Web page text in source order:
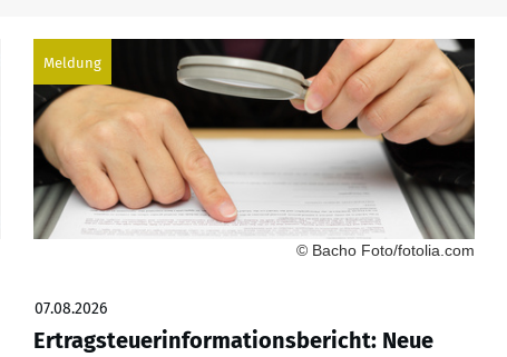
Meldung
© Bacho Foto/fotolia.com
07.08.2026
Ertragsteuerinformationsbericht: Neue